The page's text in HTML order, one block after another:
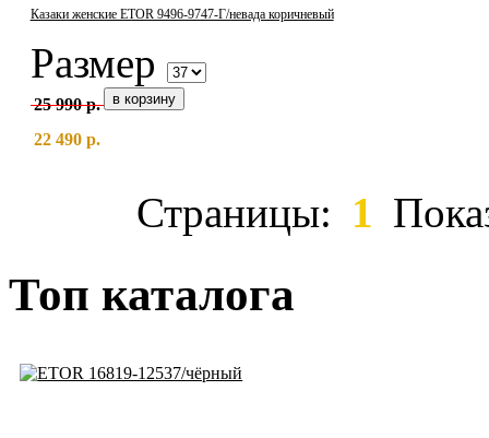
Казаки женские ETOR 9496-9747-Г/невада коричневый
Размер
25 990 р.
22 490 р.
Страницы: 1
Топ каталога